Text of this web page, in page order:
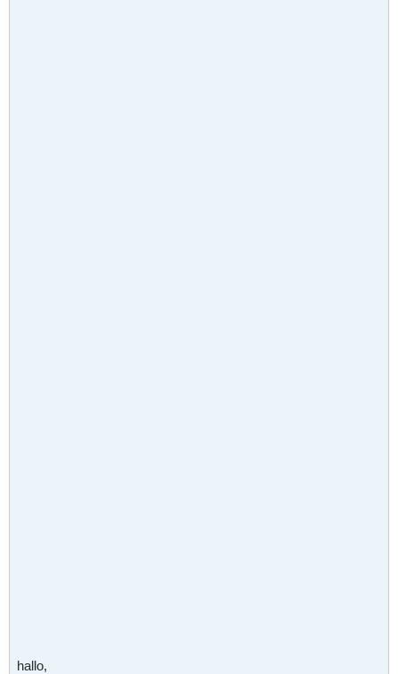
hallo,